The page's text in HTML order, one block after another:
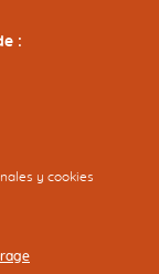
:
y cookies